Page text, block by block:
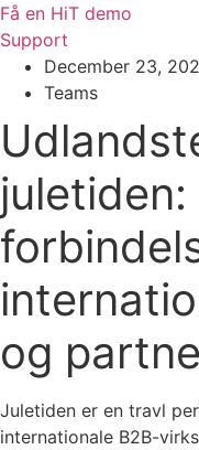
Få en HiT demo
Support
December 23,
Teams
juletiden:
og
Juletiden er en travl
internationale B2B-